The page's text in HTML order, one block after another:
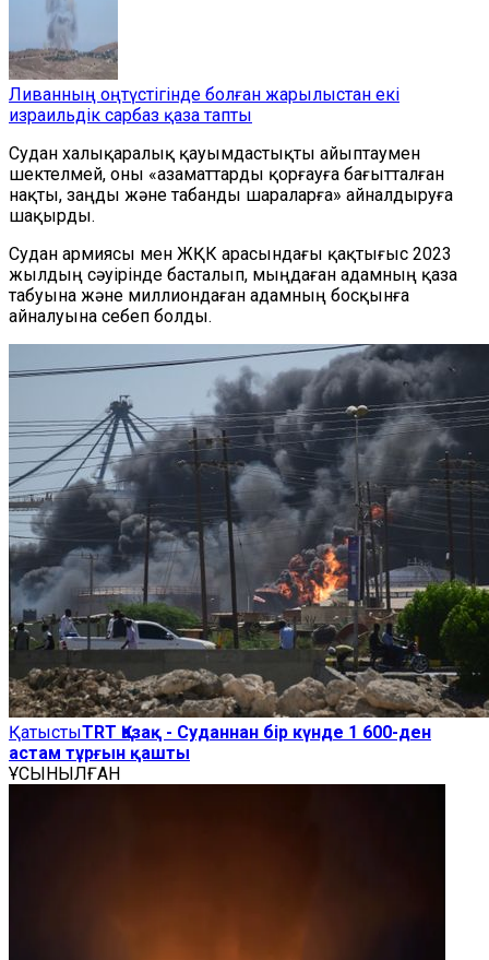
Ливанның оңтүстігінде болған жарылыстан екі
израильдік сарбаз қаза тапты
Судан халықаралық қауымдастықты айыптаумен
шектелмей, оны «азаматтарды қорғауға бағытталған
нақты, заңды және табанды шараларға» айналдыруға
шақырды.
Судан армиясы мен ЖҚК арасындағы қақтығыс 2023
жылдың сәуірінде басталып, мыңдаған адамның қаза
табуына және миллиондаған адамның босқынға
айналуына себеп болды.
ҚатыстыTRT Қазақ - Суданнан бір күнде 1 600-ден
астам тұрғын қашты
ҰСЫНЫЛҒАН